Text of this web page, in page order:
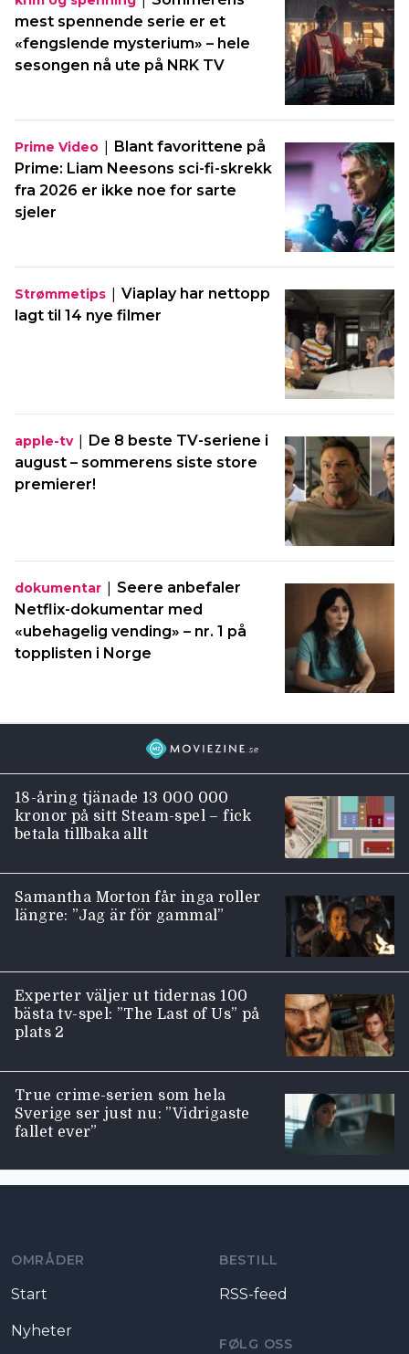
mest spennende serie er et
«fengslende mysterium» – hele
sesongen nå ute på NRK TV
Prime Video | Blant favorittene på
Prime: Liam Neesons sci-fi-skrekk
fra 2026 er ikke noe for sarte
sjeler
Strømmetips | Viaplay har nettopp
lagt til 14 nye filmer
apple-tv| De 8 beste TV-seriene i
august – sommerens siste store
premierer!
dokumentar | Seere anbefaler
Netflix-dokumentar med
«ubehagelig vending» – nr. 1 på
topplisten i Norge
18-åring tjänade 13 000 000
kronor på sitt Steam-spel – fick
betala tillbaka allt
Samantha Morton får inga roller
längre: ”Jag är för gammal”
Experter väljer ut tidernas 100
bästa tv-spel: ”The Last of Us” på
plats 2
True crime-serien som hela
Sverige ser just nu: ”Vidrigaste
fallet ever”
OMRÅDER
Start
Nyheter
BESTILL
RSS-feed
FØLG OSS